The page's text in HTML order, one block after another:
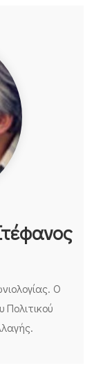
Ο
Πολιτικού